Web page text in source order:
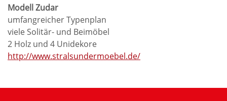
Modell Zudar
umfangreicher Typenplan
viele Solitär- und Beimöbel
2 Holz und 4 Unidekore
http://www.stralsundermoebel.de/